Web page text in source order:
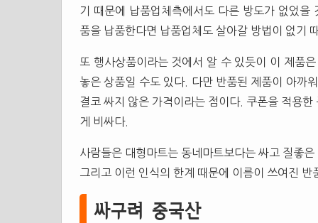
기 때문에 납품업체측에서도 다른 방도가 없었
품을 납품한다면 납품업체도 살아갈 방법이 없기
또 행사상품이라는 것에서 알 수 있듯이 이 제품
놓은 상품일 수도 있다. 다만 반품된 제품이 아까
결코 싸지 않은 가격이라는 점이다. 쿠폰을 적용
게 비싸다.
사람들은 대형마트는 동네마트보다는 싸고 질좋
그리고 이런 인식의 한계 때문에 이름이 쓰여진
싸구려 중국산